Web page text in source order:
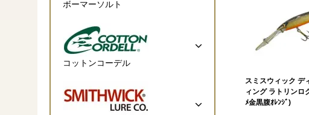
スミスウィック デ
ィング ラトリンロ
ﾒ金黒腹ｵﾚﾝｼﾞ)
ボーマーソルト
コットンコーデル